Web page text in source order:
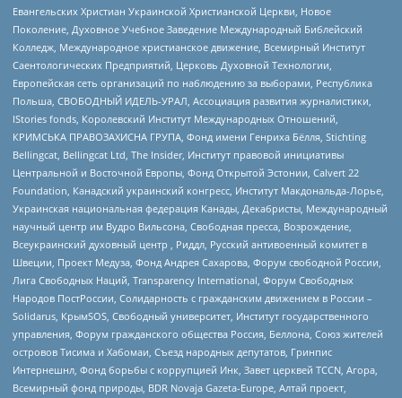
Евангельских Христиан Украинской Христианской Церкви, Новое
Поколение, Духовное Учебное Заведение Международный Библейский
Колледж, Международное христианское движение, Всемирный Институт
Саентологических Предприятий, Церковь Духовной Технологии,
Европейская сеть организаций по наблюдению за выборами, Республика
Польша, СВОБОДНЫЙ ИДЕЛЬ-УРАЛ, Ассоциация развития журналистики,
IStories fonds, Королевский Институт Международных Отношений,
КРИМСЬКА ПРАВОЗАХИСНА ГРУПА, Фонд имени Генриха Бёлля, Stichting
Bellingcat, Bellingcat Ltd, The Insider, Институт правовой инициативы
Центральной и Восточной Европы, Фонд Открытой Эстонии, Calvert 22
Foundation, Канадский украинский конгресс, Институт Макдональда-Лорье,
Украинская национальная федерация Канады, Декабристы, Международный
научный центр им Вудро Вильсона, Свободная пресса, Возрождение,
Всеукраинский духовный центр , Риддл, Русский антивоенный комитет в
Швеции, Проект Медуза, Фонд Андрея Сахарова, Форум свободной России,
Лига Свободных Наций, Transparеncy International, Форум Свободных
Народов ПостРоссии, Солидарность с гражданским движением в России –
Solidarus, КрымSOS, Свободный университет, Институт государственного
управления, Форум гражданского общества Россия, Беллона, Союз жителей
островов Тисима и Хабомаи, Съезд народных депутатов, Гринпис
Интернешнл, Фонд борьбы с коррупцией Инк, Завет церквей TCCN, Агора,
Всемирный фонд природы, BDR Novaja Gazeta-Europe, Алтай проект,